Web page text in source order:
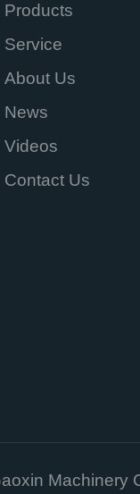
Products
Service
About Us
News
Videos
Contact Us
Machinery